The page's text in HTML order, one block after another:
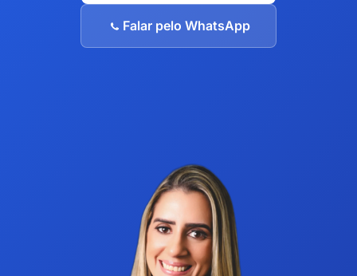
Falar pelo WhatsApp